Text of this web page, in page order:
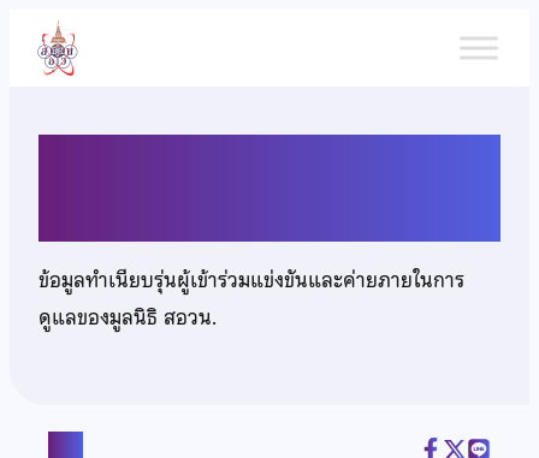
เนื้อหา
ข้อมูลทำเนียบรุ่นผู้เข้าร่วมแข่งขันและค่ายภายในการ
ดูแลของมูลนิธิ สอวน.